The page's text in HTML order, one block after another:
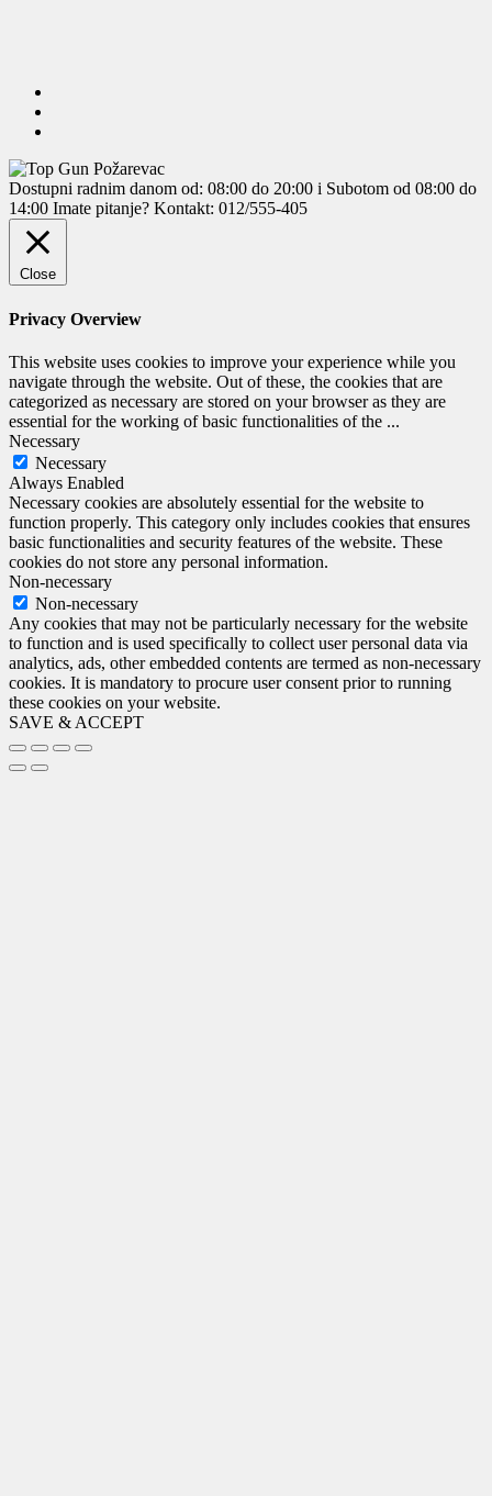
Dostupni radnim danom od: 08:00 do 20:00 i Subotom od 08:00 do
14:00 Imate pitanje? Kontakt: 012/555-405
Close
Privacy Overview
This website uses cookies to improve your experience while you
navigate through the website. Out of these, the cookies that are
categorized as necessary are stored on your browser as they are
essential for the working of basic functionalities of the ...
Necessary
Necessary
Always Enabled
Necessary cookies are absolutely essential for the website to
function properly. This category only includes cookies that ensures
basic functionalities and security features of the website. These
cookies do not store any personal information.
Non-necessary
Non-necessary
Any cookies that may not be particularly necessary for the website
to function and is used specifically to collect user personal data via
analytics, ads, other embedded contents are termed as non-necessary
cookies. It is mandatory to procure user consent prior to running
these cookies on your website.
SAVE & ACCEPT